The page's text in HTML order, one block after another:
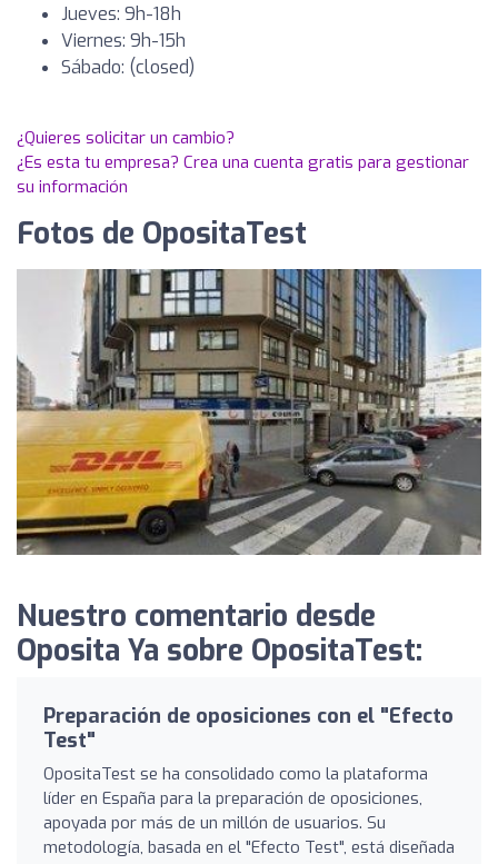
Jueves: 9h-18h
Viernes: 9h-15h
Sábado: (closed)
¿Quieres solicitar un cambio?
¿Es esta tu empresa? Crea una cuenta gratis para gestionar
su información
Fotos de OpositaTest
Nuestro comentario desde
Oposita Ya sobre OpositaTest:
Preparación de oposiciones con el "Efecto
Test"
OpositaTest se ha consolidado como la plataforma
líder en España para la preparación de oposiciones,
apoyada por más de un millón de usuarios. Su
metodología, basada en el "Efecto Test", está diseñada